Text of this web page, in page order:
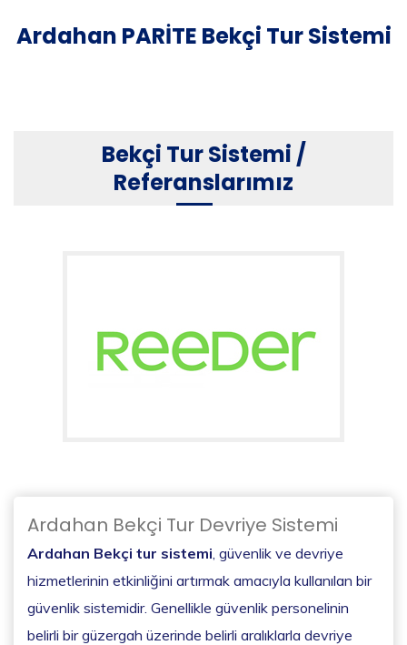
Ardahan PARİTE Bekçi Tur Sistemi
Bekçi Tur Sistemi /
Referanslarımız
Ardahan Bekçi Tur Devriye Sistemi
Ardahan Bekçi tur sistemi, güvenlik ve devriye
hizmetlerinin etkinliğini artırmak amacıyla kullanılan bir
güvenlik sistemidir. Genellikle güvenlik personelinin
belirli bir güzergah üzerinde belirli aralıklarla devriye